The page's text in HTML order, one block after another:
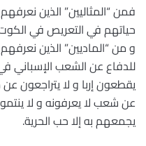
فمن “المثاليين” الذين
حياتهم في التعريص في
و من “الماديين” الذين
للدفاع عن الشعب الإسباني
يقطعون إربا و لا يتراجعون
عن شعب لا يعرفونه و لا
يجمعهم به إلا حب الحرية.